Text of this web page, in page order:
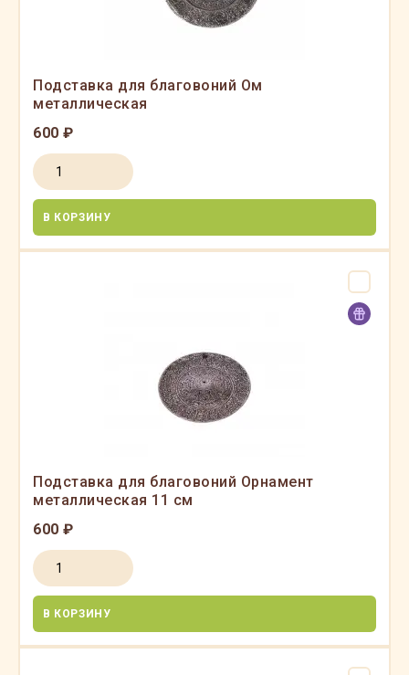
Подставка для благовоний Ом
металлическая
600 ₽
В КОРЗИНУ
Подставка для благовоний Орнамент
металлическая 11 см
600 ₽
В КОРЗИНУ